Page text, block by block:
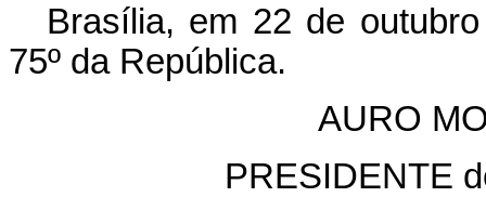
Brasília, em 22 de
75º da República.
AURO
PRESIDENTE